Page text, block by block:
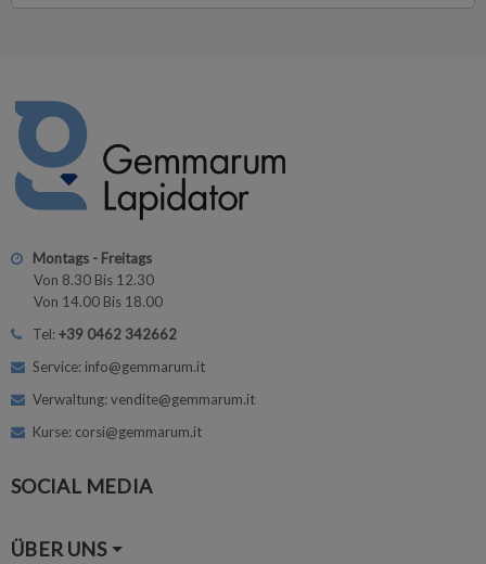
Montags - Freitags
Von 8.30 Bis 12.30
Von 14.00 Bis 18.00
Tel:+39 0462 342662
Service: info@gemmarum.it
Verwaltung: vendite@gemmarum.it
Kurse: corsi@gemmarum.it
SOCIAL MEDIA
ÜBER UNS